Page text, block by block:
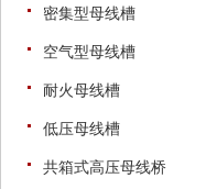
密集型母线槽
空气型母线槽
耐火母线槽
低压母线槽
共箱式高压母线桥